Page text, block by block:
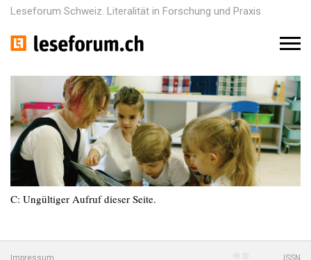
Leseforum Schweiz. Literalität in Forschung und Praxis
M
u
C: Ungültiger Aufruf dieser Seite.
Impressum
ISSN